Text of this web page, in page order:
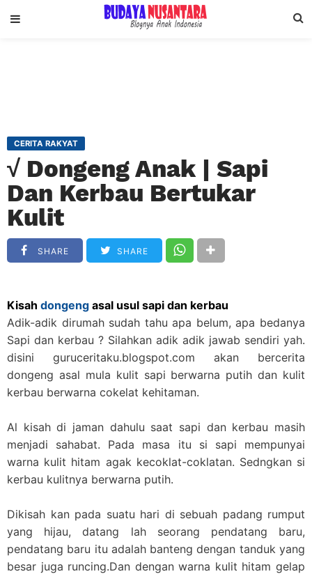
CERITA RAKYAT
√ Dongeng Anak | Sapi
Dan Kerbau Bertukar
Kulit
SHARE SHARE
Kisah dongeng asal usul sapi dan kerbau
Adik-adik dirumah sudah tahu apa belum, apa bedanya
Sapi dan kerbau ? Silahkan adik adik jawab sendiri yah.
disini guruceritaku.blogspot.com akan bercerita
dongeng asal mula kulit sapi berwarna putih dan kulit
kerbau berwarna cokelat kehitaman.
Al kisah di jaman dahulu saat sapi dan kerbau masih
menjadi sahabat. Pada masa itu si sapi mempunyai
warna kulit hitam agak kecoklat-coklatan. Sedngkan si
kerbau kulitnya berwarna putih.
Dikisah kan pada suatu hari di sebuah padang rumput
yang hijau, datang lah seorang pendatang baru,
pendatang baru itu adalah banteng dengan tanduk yang
besar juga runcing.Dan dengan warna kulit hitam gelap